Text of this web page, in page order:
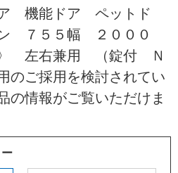
機能ドア ペットド
７５５幅 ２０００
左右兼用 （錠付 Ｎ
のご採用を検討されてい
の情報がご覧いただけま